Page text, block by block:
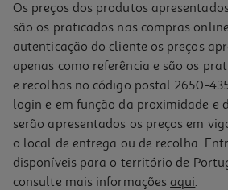
Os preços dos produtos
são os praticados nas compras
autenticação do cliente os preços
apenas como referência e são os
e recolhas no código postal 2650-
login e em função da proximidade e
serão apresentados os preços em
o local de entrega ou de recolha.
disponíveis para o território de
consulte mais informações aqui.